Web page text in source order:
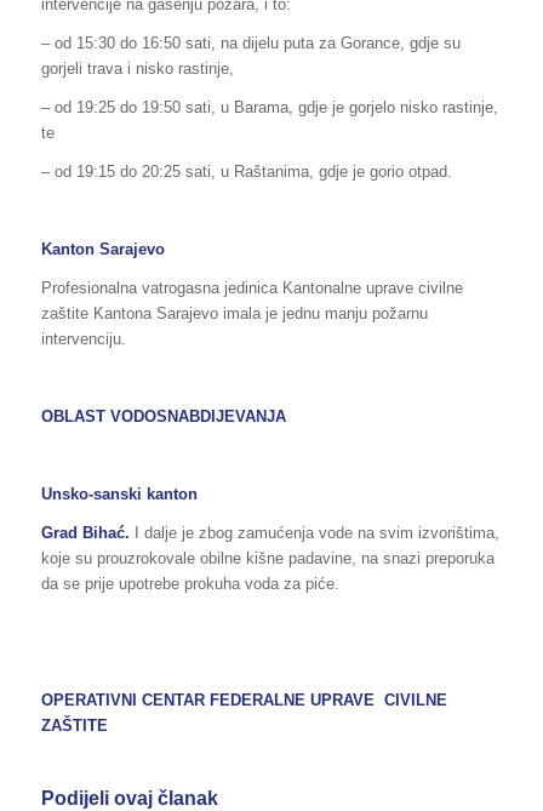
intervencije na gašenju požara, i to:
– od 15:30 do 16:50 sati, na dijelu puta za Gorance, gdje su
gorjeli trava i nisko rastinje,
– od 19:25 do 19:50 sati, u Barama, gdje je gorjelo nisko rastinje,
te
– od 19:15 do 20:25 sati, u Raštanima, gdje je gorio otpad.
Kanton Sarajevo
Profesionalna vatrogasna jedinica Kantonalne uprave civilne
zaštite Kantona Sarajevo imala je jednu manju požarnu
intervenciju.
OBLAST VODOSNABDIJEVANJA
Unsko-sanski kanton
Grad Bihać.
I dalje je zbog zamućenja vode na svim izvorištima,
koje su prouzrokovale obilne kišne padavine, na snazi preporuka
da se prije upotrebe prokuha voda za piće.
OPERATIVNI CENTAR FEDERALNE UPRAVE CIVILNE
ZAŠTITE
Podijeli ovaj članak